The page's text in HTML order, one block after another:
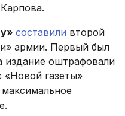
составили второй
армии. Первый был
издание оштрафовали
«Новой газеты»